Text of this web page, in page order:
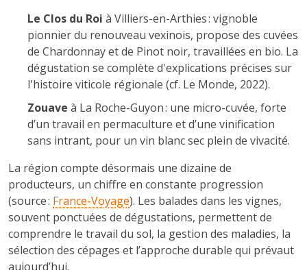
Le Clos du Roi à Villiers-en-Arthies : vignoble
pionnier du renouveau vexinois, propose des cuvées
de Chardonnay et de Pinot noir, travaillées en bio. La
dégustation se complète d'explications précises sur
l'histoire viticole régionale (cf. Le Monde, 2022).
Zouave à La Roche-Guyon : une micro-cuvée, forte
d’un travail en permaculture et d’une vinification
sans intrant, pour un vin blanc sec plein de vivacité.
La région compte désormais une dizaine de
producteurs, un chiffre en constante progression
(source : France-Voyage). Les balades dans les vignes,
souvent ponctuées de dégustations, permettent de
comprendre le travail du sol, la gestion des maladies, la
sélection des cépages et l’approche durable qui prévaut
aujourd’hui.